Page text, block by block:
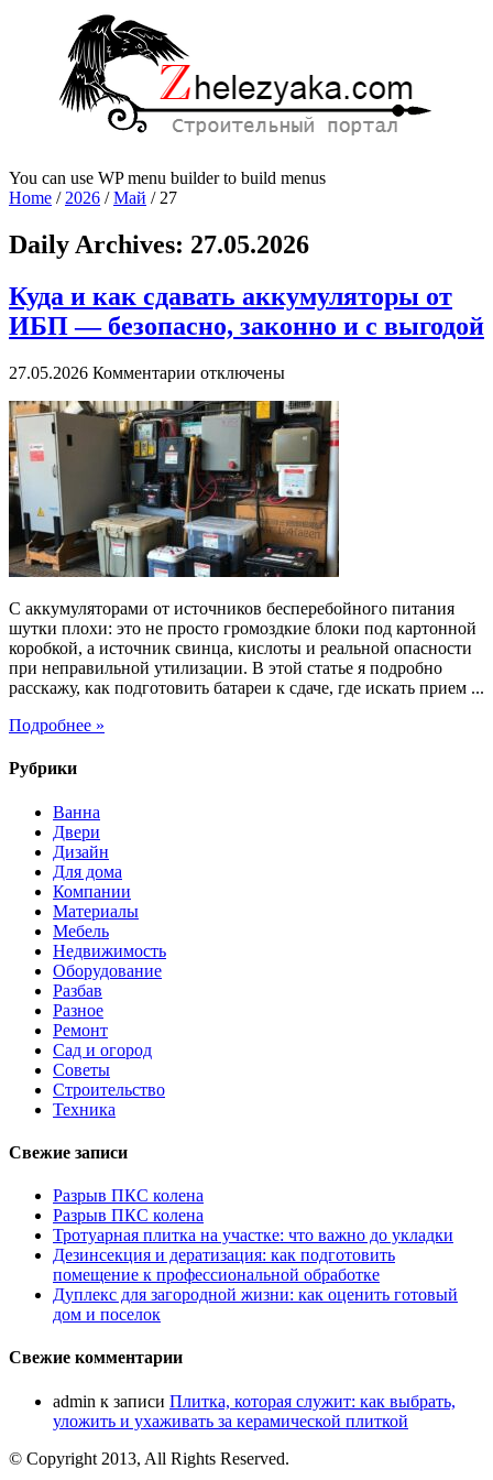
You can use WP menu builder to build menus
Home /2026 /Май /27
Daily Archives: 27.05.2026
Куда и как сдавать аккумуляторы от
ИБП — безопасно, законно и с выгодой
27.05.2026 Комментарии к
Куда
и
как
сдавать
аккумуляторы
от
ИБП
—
безопасно,
и
с
выгодой
отключены
С аккумуляторами от источников бесперебойного питания
шутки плохи: это не просто громоздкие блоки под картонной
коробкой, а источник свинца, кислоты и реальной опасности
при неправильной утилизации. В этой статье я подробно
расскажу, как подготовить батареи к сдаче, где искать прием ...
Подробнее »
Рубрики
Ванна
Двери
Дизайн
Для дома
Компании
Материалы
Мебель
Недвижимость
Оборудование
Разбав
Разное
Ремонт
Сад и огород
Советы
Строительство
Техника
Свежие записи
Разрыв ПКС колена
Разрыв ПКС колена
Тротуарная плитка на участке: что важно до укладки
Дезинсекция и дератизация: как подготовить
помещение к профессиональной обработке
Дуплекс для загородной жизни: как оценить готовый
дом и поселок
Свежие комментарии
admin к записи Плитка, которая служит: как выбрать,
уложить и ухаживать за керамической плиткой
© Copyright 2013, All Rights Reserved.